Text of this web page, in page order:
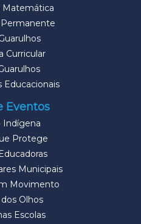
Matemática
Curricular
Educacionais
Eventos
Indígena
Protege
Municipais
Movimento
Olhos
Escolas